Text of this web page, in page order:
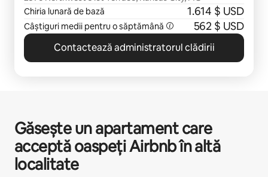
Chiria lunară de bază
1.614 $ USD
Câștiguri medii pentru o săptămână 562 $ USD
Contactează administratorul clădirii
Găsește un apartament care
acceptă oaspeți Airbnb în altă
localitate